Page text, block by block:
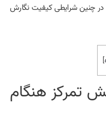
چنین شرایطی کیفیت نگارش
]
تمرکز هنگام